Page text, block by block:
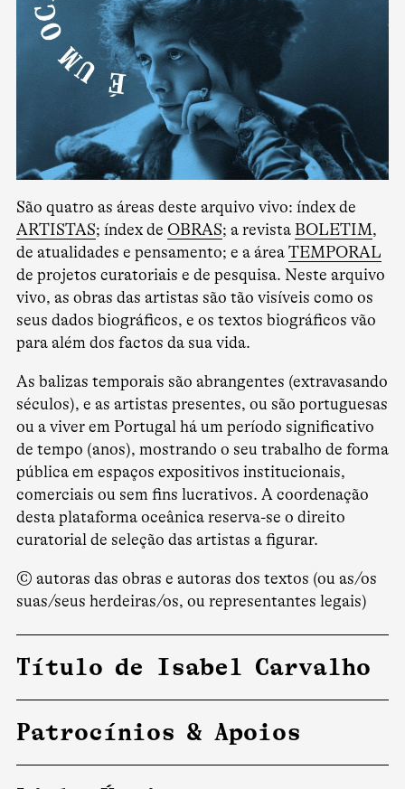
São quatro as áreas deste arquivo vivo: índex de
ARTISTAS; índex de OBRAS; a revista BOLETIM,
de atualidades e pensamento; e a área TEMPORAL
de projetos curatoriais e de pesquisa. Neste arquivo
vivo, as obras das artistas são tão visíveis como os
seus dados biográficos, e os textos biográficos vão
para além dos factos da sua vida.
As balizas temporais são abrangentes (extravasando
séculos), e as artistas presentes, ou são portuguesas
ou a viver em Portugal há um período significativo
de tempo (anos), mostrando o seu trabalho de forma
pública em espaços expositivos institucionais,
comerciais ou sem fins lucrativos. A coordenação
desta plataforma oceânica reserva-se o direito
curatorial de seleção das artistas a figurar.
© autoras das obras e autoras dos textos (ou as/os
suas/seus herdeiras/os, ou representantes legais)
Título de Isabel Carvalho
Patrocínios & Apoios